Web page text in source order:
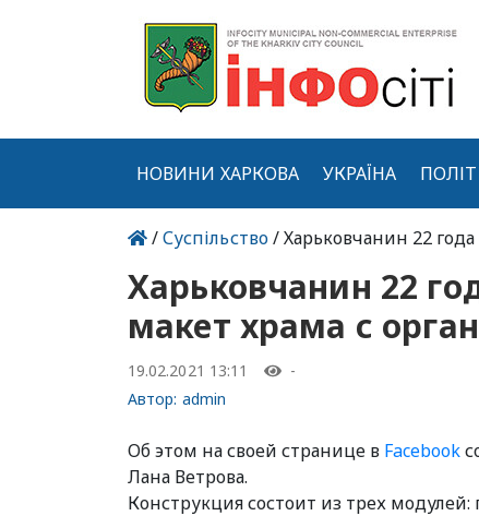
НОВИНИ ХАРКОВА УКРАЇНА
/Суспільство/ Харьковчанин 22
Харьковчанин 22
макет храма с
19.02.2021 13:11
-
Автор: admin
Об этом на своей странице в Facebook
Лана Ветрова.
Конструкция состоит из трех модулей: